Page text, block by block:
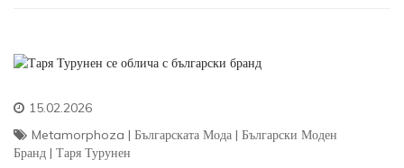
15.02.2026
Metamorphoza | Българската Мода | Български Моден
Бранд | Таря Турунен